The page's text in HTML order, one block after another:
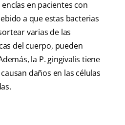
en pacientes con
a que estas bacterias
varias de las
del cuerpo, pueden
la P. gingivalis tiene
daños en las células